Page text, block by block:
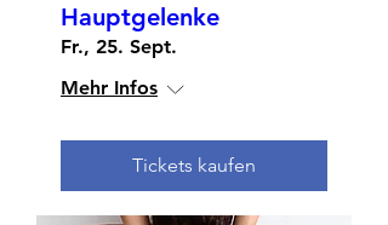
Hauptgelenke
Fr., 25. Sept.
Mehr Infos
Tickets kaufen